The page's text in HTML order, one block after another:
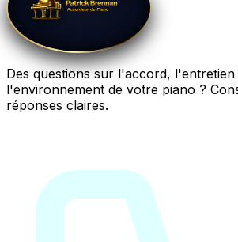
Des questions sur l'accord,
l'environnement de votre piano ?
réponses claires.